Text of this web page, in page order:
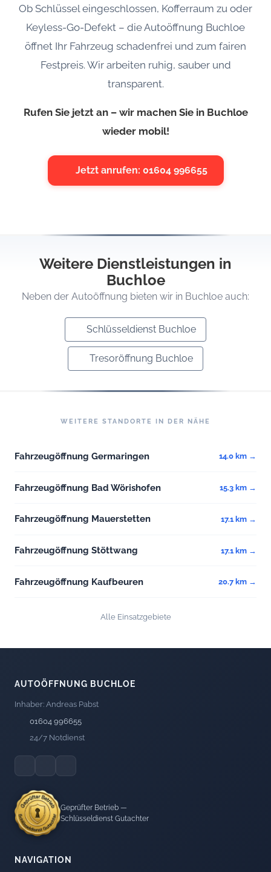
Ob Schlüssel eingeschlossen, Kofferraum zu oder
Keyless-Go-Defekt – die Autoöffnung Buchloe
öffnet Ihr Fahrzeug schadenfrei und zum fairen
Festpreis. Wir arbeiten ruhig, sauber und
transparent.
Rufen Sie jetzt an – wir machen Sie in Buchloe
wieder mobil!
Jetzt anrufen: 01604 996655
Weitere Dienstleistungen in
Buchloe
Neben der Autoöffnung bieten wir in Buchloe auch:
Schlüsseldienst Buchloe
Tresoröffnung Buchloe
WEITERE STANDORTE IN DER NÄHE
Fahrzeugöffnung Germaringen 14.0 km →
Fahrzeugöffnung Bad Wörishofen 15.3 km →
Fahrzeugöffnung Mauerstetten 17.1 km →
Fahrzeugöffnung Stöttwang 17.1 km →
Fahrzeugöffnung Kaufbeuren 20.7 km →
Alle Einsatzgebiete
AUTOÖFFNUNG BUCHLOE
Inhaber: Andreas Pabst
01604 996655
24/7 Notdienst
Geprüfter Betrieb —
Schlüsseldienst Gutachter
NAVIGATION